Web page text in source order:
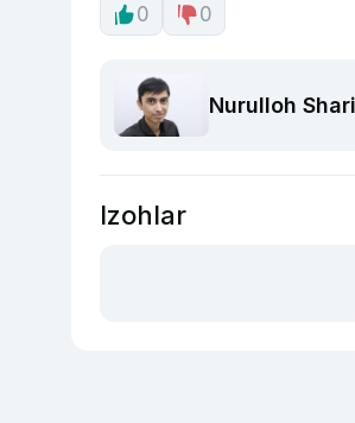
0 0
Nurulloh
Izohlar